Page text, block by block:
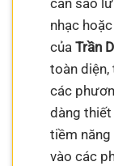
cần sao
nhạc
củaTrần
toàn
các
dàng
tiềm năng
vào các